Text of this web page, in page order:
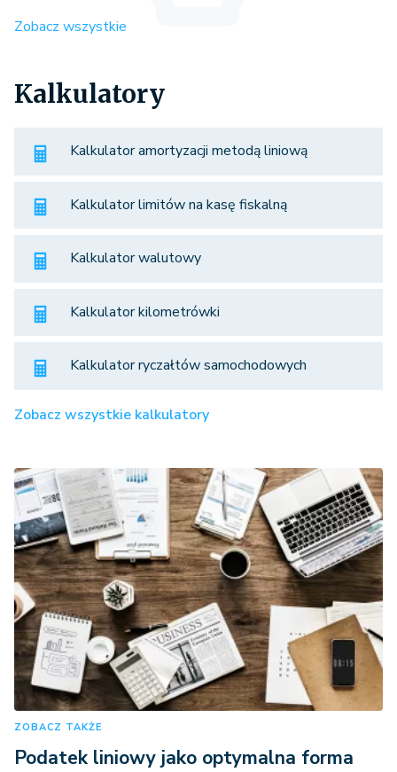
Zobacz wszystkie
Kalkulatory
Kalkulator amortyzacji metodą liniową
Kalkulator limitów na kasę fiskalną
Kalkulator walutowy
Kalkulator kilometrówki
Kalkulator ryczałtów samochodowych
Zobacz wszystkie kalkulatory
ZOBACZ TAKŻE
Podatek liniowy jako optymalna forma